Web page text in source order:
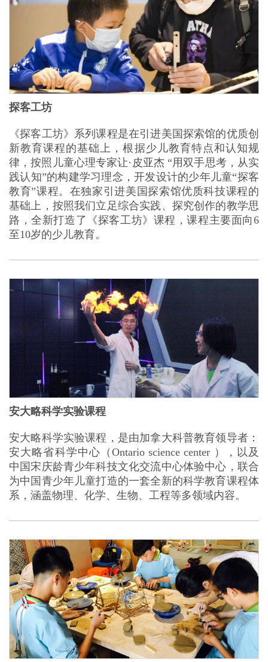
探客工坊
《探客工坊》系列课程是在引进美国探索馆的优质创
新教育课程的基础上，根据少儿教育特点和认知规
律，按照儿童心理专家让·皮亚杰 “用双手思考，从实
践认知”的构建学习理念，开发设计的少年儿童“探客
教育”课程。在独家引进美国探索馆优质科技课程的
基础上，按照我们立足综合实践、探究创作的教学思
路，全新打造了《探客工坊》课程，课程主要面向6
至10岁的少儿教育。
安大略科学实验课程
安大略科学实验课程，是由加拿大科普教育领导者：
安大略省科学中心（Ontario science center ），以及
中国宋庆龄青少年科技文化交流中心体验中心，联合
为中国青少年儿童打造的一套全新的科学教育课程体
系，涵盖物理、化学、生物、工程等多领域内容。